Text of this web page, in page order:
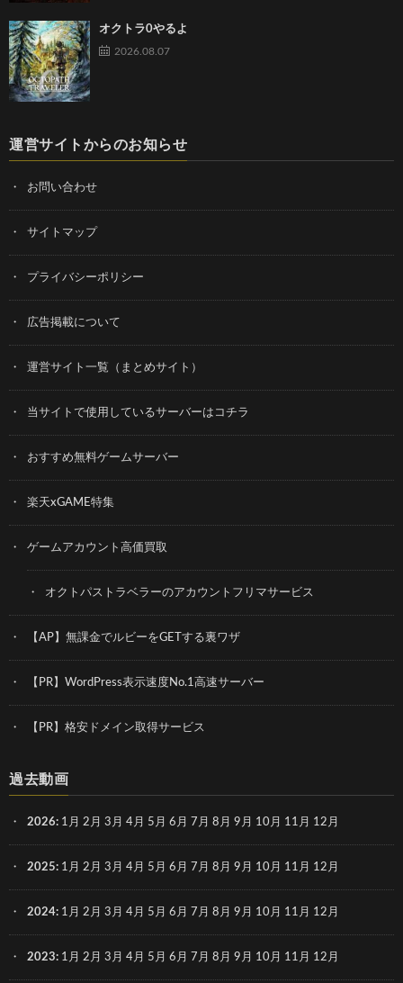
オクトラ0やるよ
2026.08.07
運営サイトからのお知らせ
お問い合わせ
サイトマップ
プライバシーポリシー
広告掲載について
運営サイト一覧（まとめサイト）
当サイトで使用しているサーバーはコチラ
おすすめ無料ゲームサーバー
楽天xGAME特集
ゲームアカウント高価買取
オクトパストラベラーのアカウントフリマサービス
【AP】無課金でルビーをGETする裏ワザ
【PR】WordPress表示速度No.1高速サーバー
【PR】格安ドメイン取得サービス
過去動画
2026: 1月 2月 3月 4月 5月 6月 7月 8月 9月 10月 11月 12月
2025: 1月 2月 3月 4月 5月 6月 7月 8月 9月 10月 11月 12月
2024: 1月 2月 3月 4月 5月 6月 7月 8月 9月 10月 11月 12月
2023: 1月 2月 3月 4月 5月 6月 7月 8月 9月 10月 11月 12月